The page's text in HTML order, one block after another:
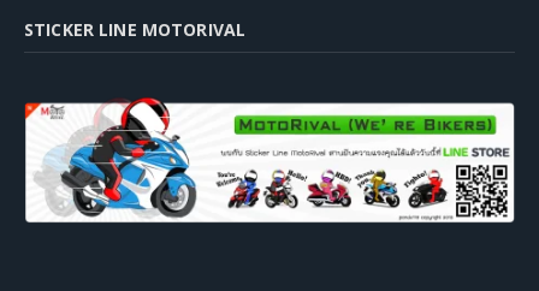
STICKER LINE MOTORIVAL